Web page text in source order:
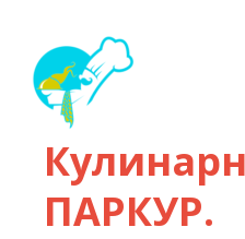
ПАРКУР.